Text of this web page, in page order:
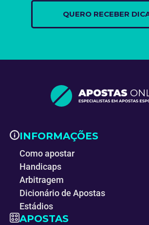
INFORMAÇÕES
Como apostar
Handicaps
Arbitragem
Dicionário de Apostas
Estádios
APOSTAS